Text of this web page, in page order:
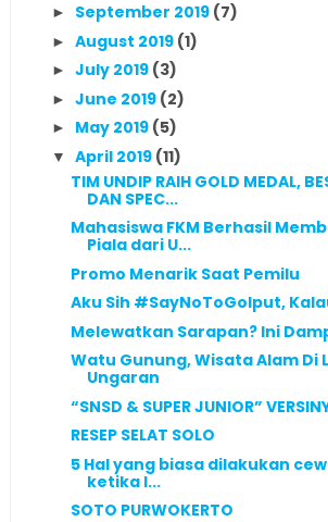
► September 2019 (7)
► August 2019 (1)
► July 2019 (3)
► June 2019 (2)
► May 2019 (5)
▼ April 2019 (11)
TIM UNDIP RAIH GOLD MEDAL,
DAN SPEC...
Mahasiswa FKM Berhasil
Piala dari U...
Promo Menarik Saat Pemilu
Aku Sih #SayNoToGolput,
Melewatkan Sarapan? Ini
Watu Gunung, Wisata Alam Di
Ungaran
“SNSD & SUPER JUNIOR”
RESEP SELAT SOLO
5 Hal yang biasa dilakukan
ketika l...
SOTO PURWOKERTO